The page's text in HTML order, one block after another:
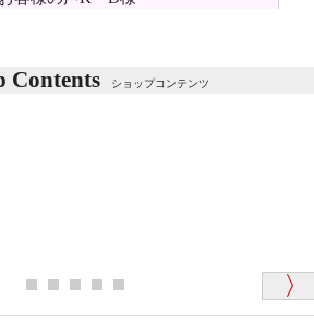
覧ください。
したりすると「グーグー」と鳴く
・K 様 （女性）
丁寧でした。値段と他の融通
かで丁寧であったことです」
Contents ショップコンテンツ